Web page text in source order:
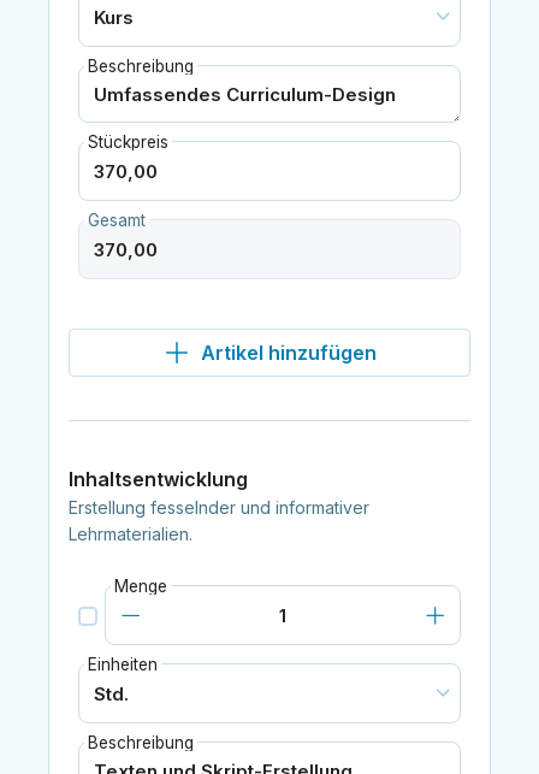
Beschreibung
Stückpreis
Gesamt
Artikel hinzufügen
Inhaltsentwicklung
Erstellung fesselnder und informativer
Lehrmaterialien.
Menge
Einheiten
Beschreibung